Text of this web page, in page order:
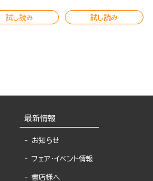
試し読み 試し読み
最新情報
お知らせ
フェア・イベント情報
書店様へ